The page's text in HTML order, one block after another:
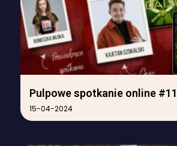
Pulpowe spotkanie online #11
15-04-2024